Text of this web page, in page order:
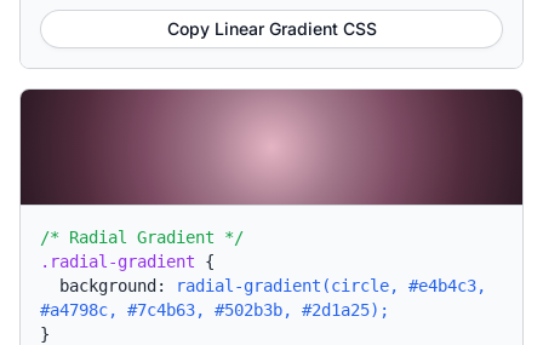
Copy Linear Gradient CSS
/* Radial Gradient */
.radial-gradient {
background:
radial-gradient(circle, #e4b4c3,
#a4798c, #7c4b63, #502b3b, #2d1a25);
}